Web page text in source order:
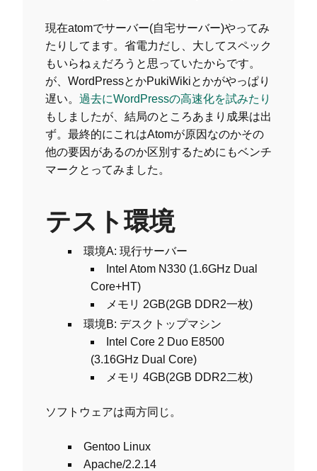
現在atomでサーバー(自宅サーバー)やってみ
たりしてます。省電力だし、大してスペック
もいらねぇだろうと思っていたからです。
が、WordPressとかPukiWikiとかがやっぱり
遅い。 過去にWordPressの高速化を試みたり
もしましたが、結局のところあまり成果は出
ず。最終的にこれはAtomが原因なのかその
他の要因があるのか区別するためにもベンチ
マークとってみました。
テスト環境
環境A: 現行サーバー
Intel Atom N330 (1.6GHz Dual
Core+HT)
メモリ 2GB(2GB DDR2一枚)
環境B: デスクトップマシン
Intel Core 2 Duo E8500
(3.16GHz Dual Core)
メモリ 4GB(2GB DDR2二枚)
ソフトウェアは両方同じ。
Gentoo Linux
Apache/2.2.14